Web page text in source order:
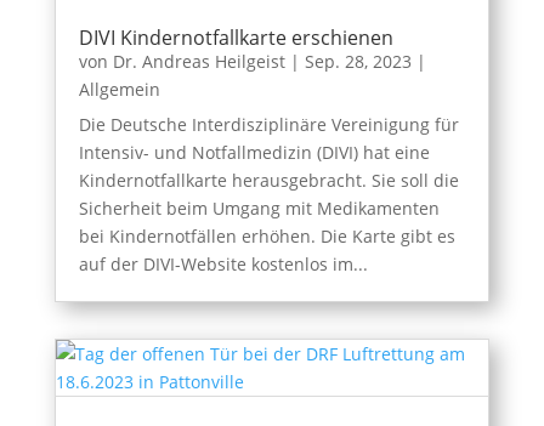
DIVI Kindernotfallkarte erschienen
von Dr. Andreas Heilgeist| Sep. 28, 2023 |
Allgemein
Die Deutsche Interdisziplinäre Vereinigung für
Intensiv- und Notfallmedizin (DIVI) hat eine
Kindernotfallkarte herausgebracht. Sie soll die
Sicherheit beim Umgang mit Medikamenten
bei Kindernotfällen erhöhen. Die Karte gibt es
auf der DIVI-Website kostenlos im...